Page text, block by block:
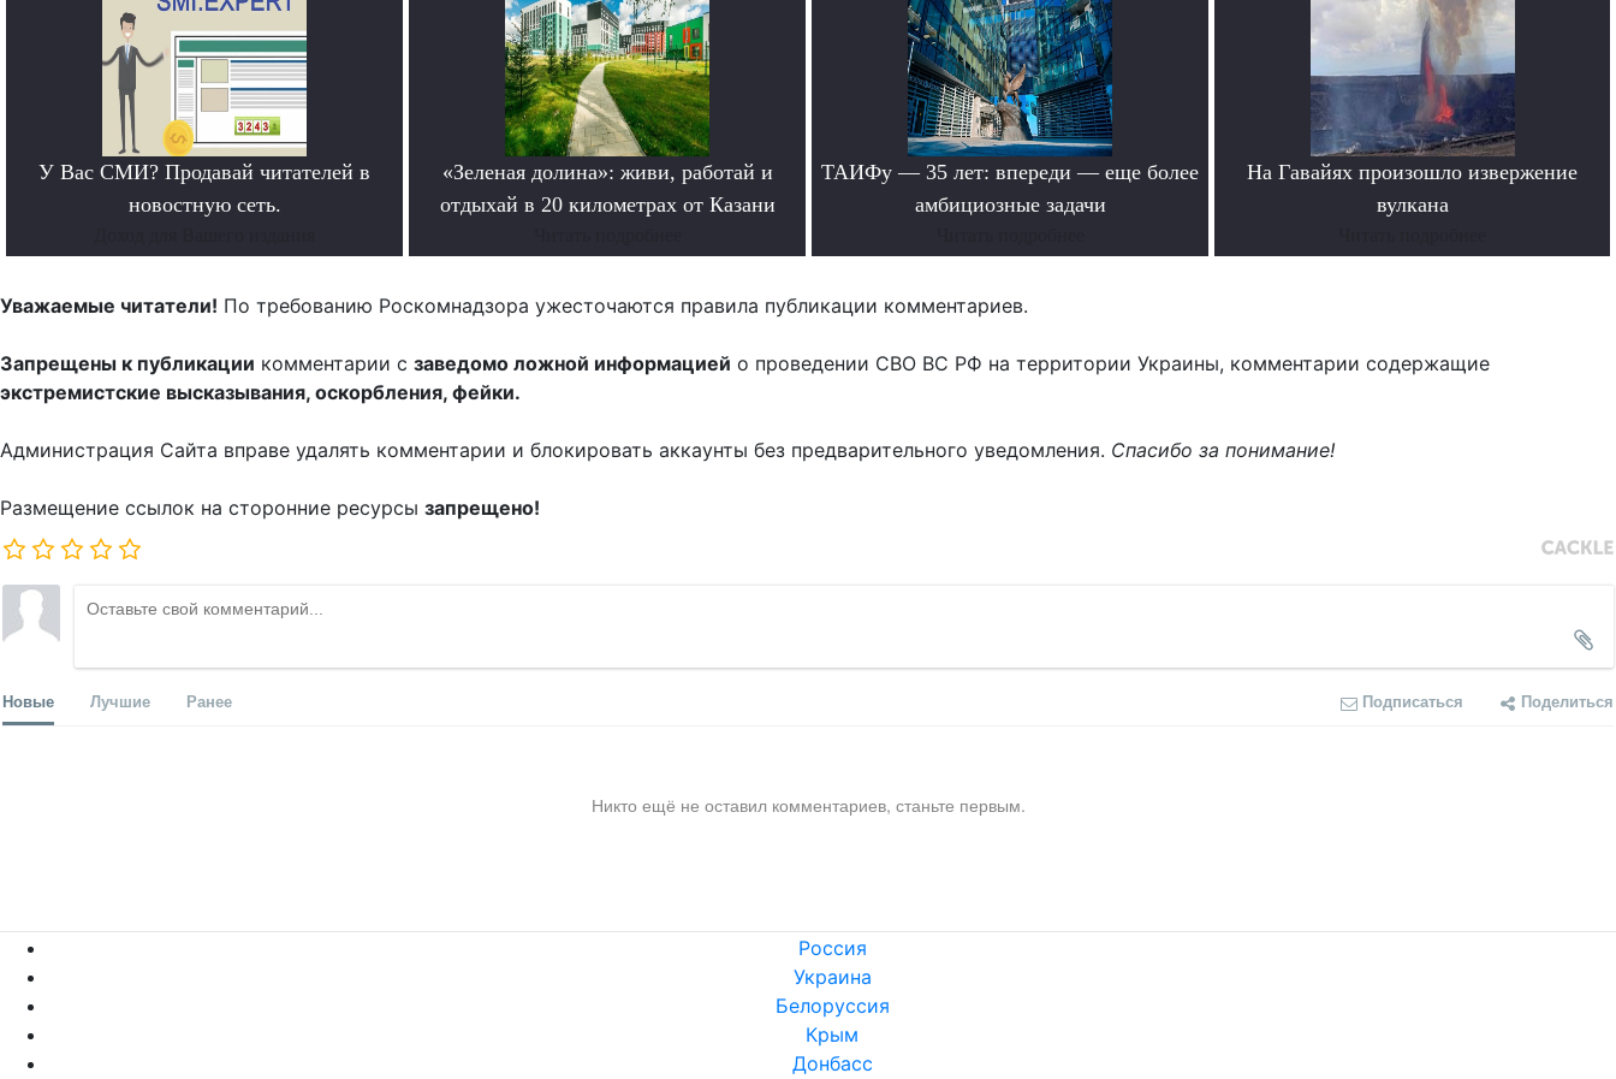
У Вас СМИ? Продавай читателей в
новостную сеть.
«Зеленая долина»: живи, работай и
отдыхай в 20 километрах от Казани
ТАИФу — 35 лет: впереди — еще более
амбициозные задачи
На Гавайях произошло извержение
вулкана
Уважаемые читатели! По требованию Роскомнадзора ужесточаются правила публикации комментариев.
Запрещены к публикации комментарии с заведомо ложной информацией о проведении СВО ВС РФ на территории Украины, комментарии содержащие
экстремистские высказывания, оскорбления, фейки.
Администрация Сайта вправе удалять комментарии и блокировать аккаунты без предварительного уведомления. Спасибо за понимание!
Размещение ссылок на сторонние ресурсы запрещено!
Новые Лучшие Ранее Подписаться Поделиться
Никто ещё не оставил комментариев, станьте первым.
Россия
Украина
Белоруссия
Крым
Донбасс